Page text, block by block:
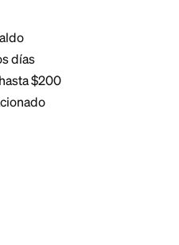
de PayPal pueden
como una cuenta